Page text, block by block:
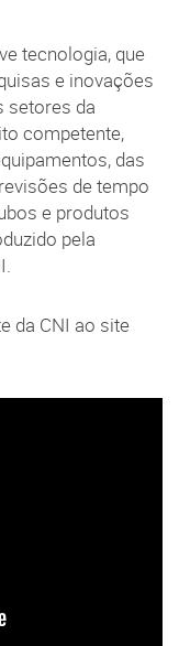
tecnologia, que
e inovações
setores da
competente,
das
de tempo
e produtos
pela
da CNI ao site